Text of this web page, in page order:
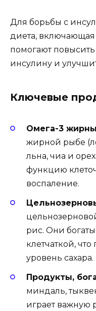
Для борьбы с
диета,
помогают повысить
инсулину и
Ключевые
Омега-3
жирной рыбе
льна, чиа и
функцию
воспаление.
рис. Они
клетчаткой,
уровень сахара.
Продукты,
миндаль,
играет важную